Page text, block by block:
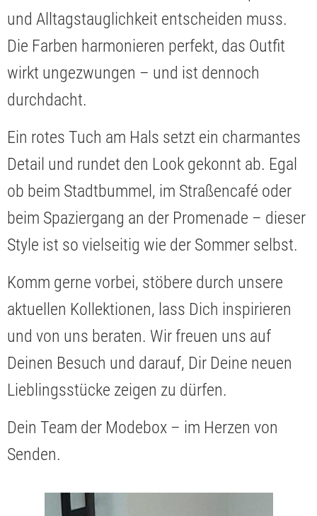
und Alltagstauglichkeit entscheiden muss.
Die Farben harmonieren perfekt, das Outfit
wirkt ungezwungen – und ist dennoch
durchdacht.
Ein rotes Tuch am Hals setzt ein charmantes
Detail und rundet den Look gekonnt ab. Egal
ob beim Stadtbummel, im Straßencafé oder
beim Spaziergang an der Promenade – dieser
Style ist so vielseitig wie der Sommer selbst.
Komm gerne vorbei, stöbere durch unsere
aktuellen Kollektionen, lass Dich inspirieren
und von uns beraten. Wir freuen uns auf
Deinen Besuch und darauf, Dir Deine neuen
Lieblingsstücke zeigen zu dürfen.
Dein Team der Modebox – im Herzen von
Senden.